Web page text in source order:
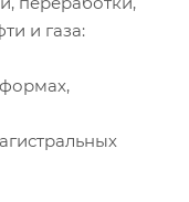
и газа: